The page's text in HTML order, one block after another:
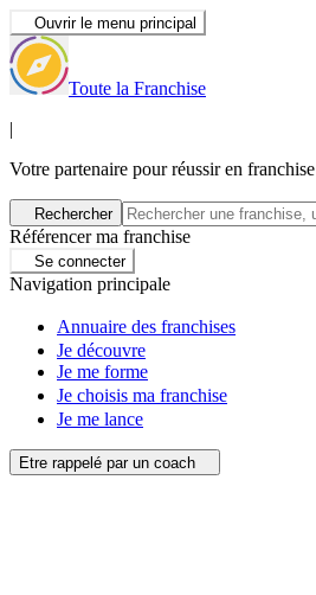
Ouvrir le menu principal
Toute la Franchise
|
Votre partenaire pour réussir en franchise
Rechercher
Référencer ma franchise
Se connecter
Navigation principale
Annuaire des franchises
Je découvre
Je me forme
Je choisis ma franchise
Je me lance
Etre rappelé par un coach